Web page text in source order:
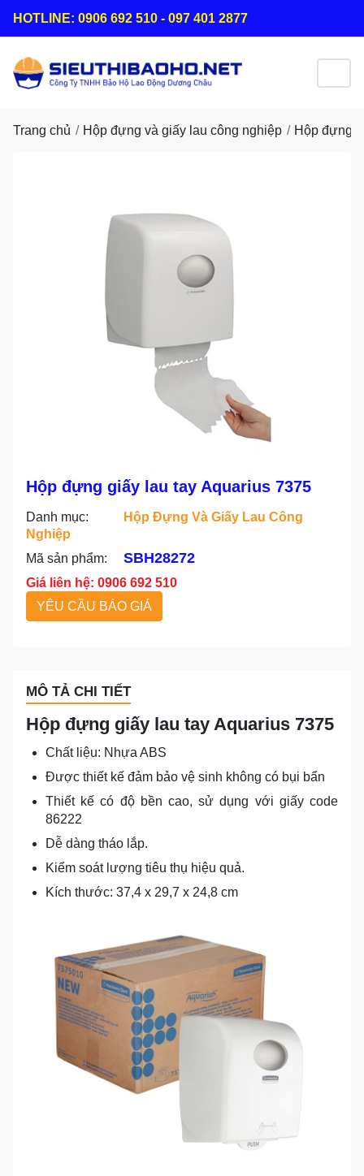
HOTLINE: 0906 692 510 - 097 401 2877
Trang chủ Hộp đựng và giấy lau công nghiệp Hộp đựng
Hộp đựng giấy lau tay Aquarius 7375
Danh mục:
Hộp Đựng Và Giấy Lau Công
Nghiệp
Mã sản phẩm:
SBH28272
Giá liên hệ: 0906 692 510
YÊU CẦU BÁO GIÁ
MÔ TẢ CHI TIẾT
Hộp đựng giấy lau tay Aquarius 7375
Chất liệu: Nhựa ABS
Được thiết kế đảm bảo vệ sinh không có bụi bẩn
Thiết kế có độ bền cao, sử dụng với giấy code
86222
Dễ dàng tháo lắp.
Kiểm soát lượng tiêu thụ hiệu quả.
Kích thước: 37,4 x 29,7 x 24,8 cm